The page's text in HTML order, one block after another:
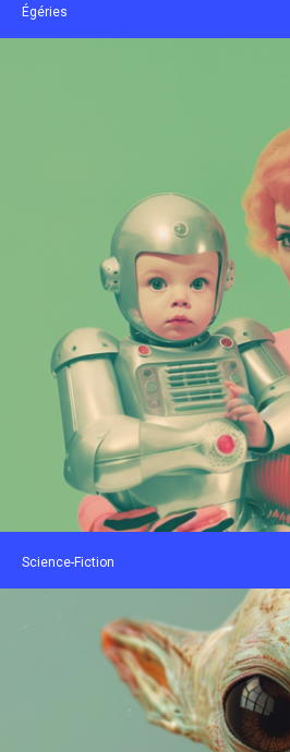
Égéries
Science-Fiction